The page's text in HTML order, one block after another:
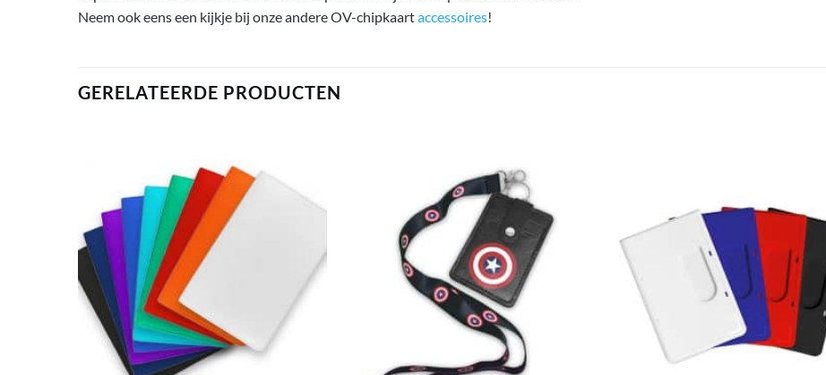
Neem ook eens een kijkje bij onze andere OV-chipkaartaccessoires!
GERELATEERDE PRODUCTEN